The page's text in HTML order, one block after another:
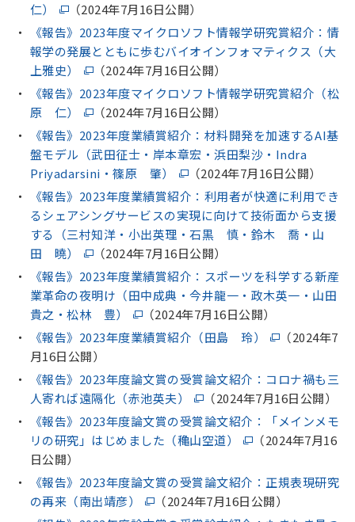
仁）
（2024年7月16日公開）
《報告》2023年度マイクロソフト情報学研究賞紹介：情
報学の発展とともに歩むバイオインフォマティクス（大
上雅史）
（2024年7月16日公開）
《報告》2023年度マイクロソフト情報学研究賞紹介（松
原 仁）
（2024年7月16日公開）
《報告》2023年度業績賞紹介：材料開発を加速するAI基
盤モデル（武田征士・岸本章宏・浜田梨沙・Indra
Priyadarsini・篠原 肇）
（2024年7月16日公開）
《報告》2023年度業績賞紹介：利用者が快適に利用でき
るシェアシングサービスの実現に向けて技術面から支援
する（三村知洋・小出英理・石黒 慎・鈴木 喬・山
田 曉）
（2024年7月16日公開）
《報告》2023年度業績賞紹介：スポーツを科学する新産
業革命の夜明け（田中成典・今井龍一・政木英一・山田
貴之・松林 豊）
（2024年7月16日公開）
《報告》2023年度業績賞紹介（田島 玲）
（2024年7
月16日公開）
《報告》2023年度論文賞の受賞論文紹介：コロナ禍も三
人寄れば遠隔化（赤池英夫）
（2024年7月16日公開）
《報告》2023年度論文賞の受賞論文紹介：「メインメモ
リの研究」はじめました（穐山空道）
（2024年7月16
日公開）
《報告》2023年度論文賞の受賞論文紹介：正規表現研究
の再来（南出靖彦）
（2024年7月16日公開）